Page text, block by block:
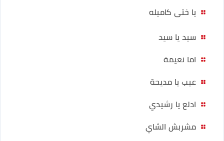
يا ختى كاميله
سيد يا سيد
اما نعيمة
عيب يا مديحة
ادلع يا رشيدي
مشربش الشاي